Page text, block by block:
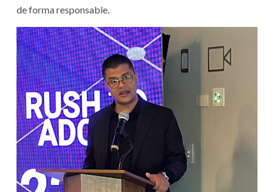
de forma responsable.